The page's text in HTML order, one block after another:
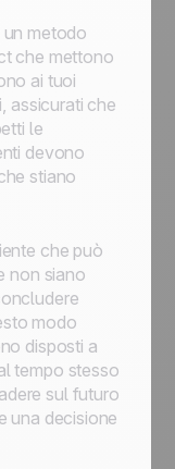
un metodo
che mettono
ai tuoi
assicurati che
le
devono
stiano
che può
non siano
modo
disposti a
tempo stesso
sul futuro
una decisione